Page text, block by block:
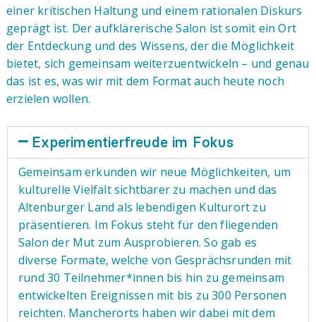
einer kritischen Haltung und einem rationalen Diskurs
geprägt ist. Der aufklärerische Salon ist somit ein Ort
der Entdeckung und des Wissens, der die Möglichkeit
bietet, sich gemeinsam weiterzuentwickeln – und genau
das ist es, was wir mit dem Format auch heute noch
erzielen wollen.
Experimentierfreude im Fokus
Gemeinsam erkunden wir neue Möglichkeiten, um
kulturelle Vielfalt sichtbarer zu machen und das
Altenburger Land als lebendigen Kulturort zu
präsentieren. Im Fokus steht für den fliegenden
Salon der Mut zum Ausprobieren. So gab es
diverse Formate, welche von Gesprächsrunden mit
rund 30 Teilnehmer*innen bis hin zu gemeinsam
entwickelten Ereignissen mit bis zu 300 Personen
reichten. Mancherorts haben wir dabei mit dem